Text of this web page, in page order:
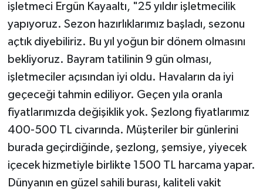
işletmeci Ergün Kayaaltı, "25 yıldır işletmecilik
yapıyoruz. Sezon hazırlıklarımız başladı, sezonu
açtık diyebiliriz. Bu yıl yoğun bir dönem olmasını
bekliyoruz. Bayram tatilinin 9 gün olması,
işletmeciler açısından iyi oldu. Havaların da iyi
geçeceği tahmin ediliyor. Geçen yıla oranla
fiyatlarımızda değişiklik yok. Şezlong fiyatlarımız
400-500 TL civarında. Müşteriler bir günlerini
burada geçirdiğinde, şezlong, şemsiye, yiyecek
içecek hizmetiyle birlikte 1500 TL harcama yapar.
Dünyanın en güzel sahili burası, kaliteli vakit